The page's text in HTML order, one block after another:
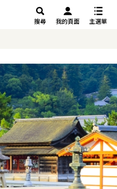
搜尋 我的頁面 主選單